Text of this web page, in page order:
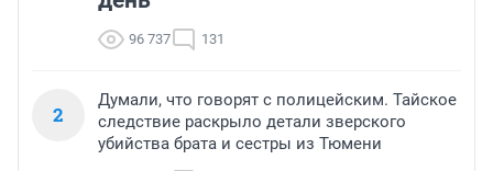
96 737 131
2
Думали, что говорят с полицейским. Тайское
следствие раскрыло детали зверского
убийства брата и сестры из Тюмени